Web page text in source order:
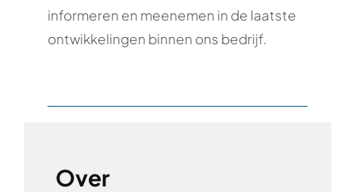
informeren en meenemen in de laatste
ontwikkelingen binnen ons bedrijf.
Over